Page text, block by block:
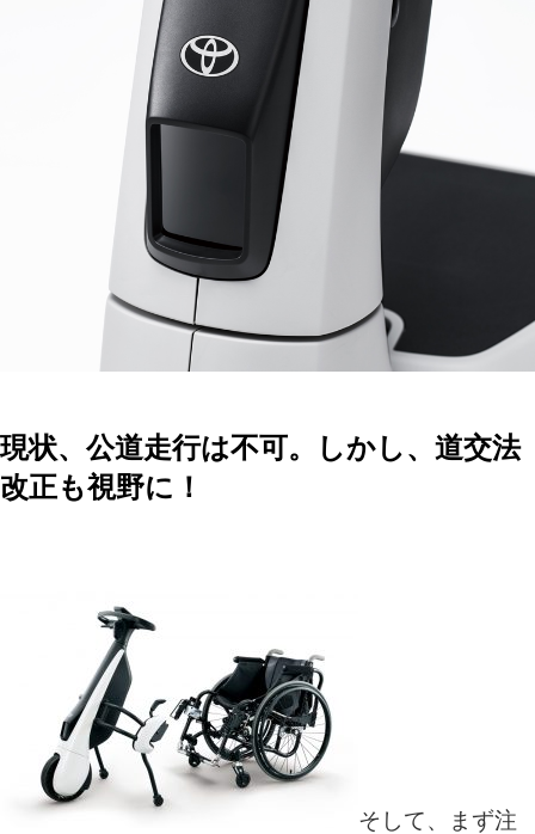
現状、公道走行は不可。しかし、道交法
改正も視野に！
そして、まず注